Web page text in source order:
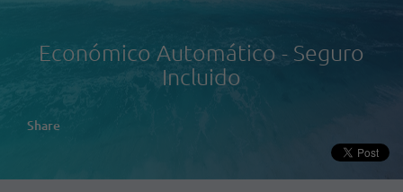
Económico Automático - Seguro
Incluido
Share